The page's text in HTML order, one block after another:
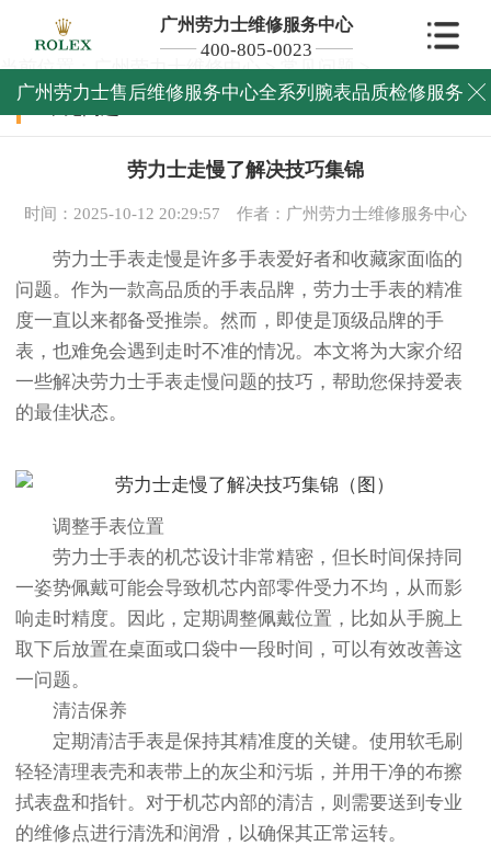
广州劳力士维修服务中心
400-805-0023
广州劳力士售后维修服务中心全系列腕表品质检修服务 
当前位置：广州劳力士维修中心>常见问题>
常见问题
劳力士走慢了解决技巧集锦
时间：2025-10-12 20:29:57 作者：广州劳力士维修服务中心
劳力士手表走慢是许多手表爱好者和收藏家面临的
问题。作为一款高品质的手表品牌，劳力士手表的精准
度一直以来都备受推崇。然而，即使是顶级品牌的手
表，也难免会遇到走时不准的情况。本文将为大家介绍
一些解决劳力士手表走慢问题的技巧，帮助您保持爱表
的最佳状态。
调整手表位置
劳力士手表的机芯设计非常精密，但长时间保持同
一姿势佩戴可能会导致机芯内部零件受力不均，从而影
响走时精度。因此，定期调整佩戴位置，比如从手腕上
取下后放置在桌面或口袋中一段时间，可以有效改善这
一问题。
清洁保养
定期清洁手表是保持其精准度的关键。使用软毛刷
轻轻清理表壳和表带上的灰尘和污垢，并用干净的布擦
拭表盘和指针。对于机芯内部的清洁，则需要送到专业
的维修点进行清洗和润滑，以确保其正常运转。